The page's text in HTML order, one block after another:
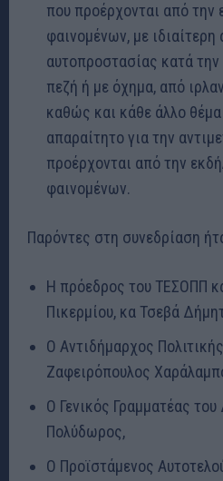
που προέρχονται από
φαινομένων, με
αυτοπροστασίας κατά
πεζή ή με όχημα, από
καθώς και κάθε άλλο θέμα
απαραίτητο για την
προέρχονται από την
φαινομένων.
Παρόντες στη συνεδρίαση
Η πρόεδρος του ΤΕΣΟΠΠ
Πικερμίου, κα Τσεβά
Ο Αντιδήμαρχος
Ζαφειρόπουλος
Ο Γενικός Γραμματέας
Πολύδωρος,
Ο Προϊστάμενος